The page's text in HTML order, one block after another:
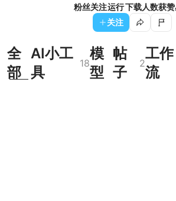
粉丝关注运行下载人数获赞
关注
全
部
AI小工
具
18
模
型
帖
子
2
工作
流